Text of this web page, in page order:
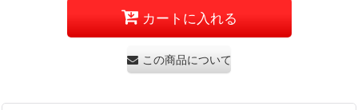
カートに入れる
この商品について問い合わせる